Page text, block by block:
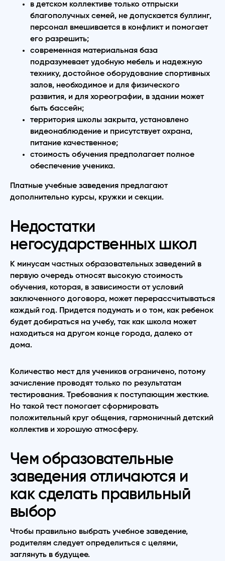
в детском коллективе только отпрыски
благополучных семей, не допускается буллинг,
персонал вмешивается в конфликт и помогает
его разрешить;
современная материальная база
подразумевает удобную мебель и надежную
технику, достойное оборудование спортивных
залов, необходимое и для физического
развития, и для хореографии, в здании может
быть бассейн;
территория школы закрыта, установлено
видеонаблюдение и присутствует охрана,
питание качественное;
стоимость обучения предполагает полное
обеспечение ученика.
Платные учебные заведения предлагают
дополнительно курсы, кружки и секции.
Недостатки
негосударственных школ
К минусам частных образовательных заведений в
первую очередь относят высокую стоимость
обучения, которая, в зависимости от условий
заключенного договора, может перерассчитываться
каждый год. Придется подумать и о том, как ребенок
будет добираться на учебу, так как школа может
находиться на другом конце города, далеко от
дома.
Количество мест для учеников ограничено, потому
зачисление проводят только по результатам
тестирования. Требования к поступающим жесткие.
Но такой тест помогает сформировать
положительный круг общения, гармоничный детский
коллектив и хорошую атмосферу.
Чем образовательные
заведения отличаются и
как сделать правильный
выбор
Чтобы правильно выбрать учебное заведение,
родителям следует определиться с целями,
заглянуть в будущее.